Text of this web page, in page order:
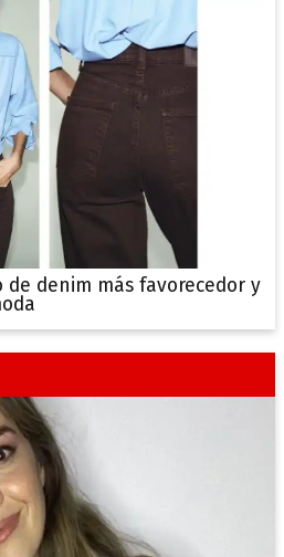
de denim más favorecedor y